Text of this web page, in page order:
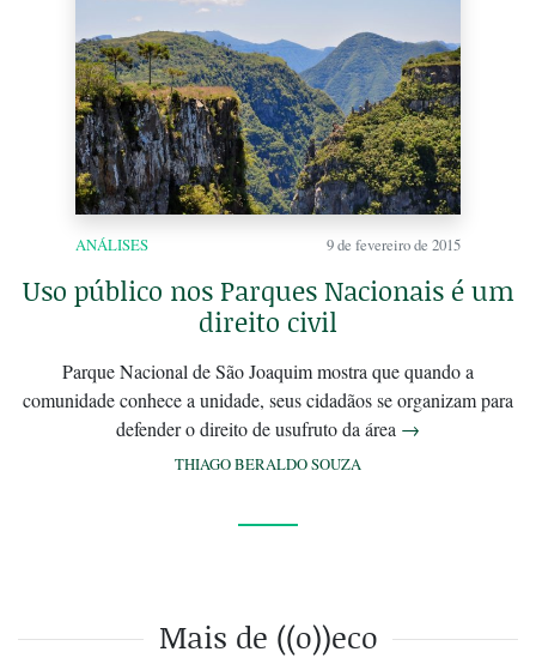
ANÁLISES 9 de fevereiro de 2015
Uso público nos Parques Nacionais é um
direito civil
Parque Nacional de São Joaquim mostra que quando a
comunidade conhece a unidade, seus cidadãos se organizam para
defender o direito de usufruto da área →
THIAGO BERALDO SOUZA
Mais de ((o))eco